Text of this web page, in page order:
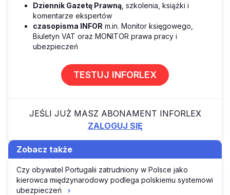
Dziennik Gazetę Prawną , szkolenia, książki i
komentarze ekspertów
czasopisma INFOR m.in. Monitor księgowego,
Biuletyn VAT oraz MONITOR prawa pracy i
ubezpieczeń
TESTUJ INFORLEX
JEŚLI JUŻ MASZ ABONAMENT INFORLEX
ZALOGUJ SIĘ
Zobacz także
Czy obywatel Portugalii zatrudniony w Polsce jako
kierowca międzynarodowy podlega polskiemu systemowi
ubezpieczeń